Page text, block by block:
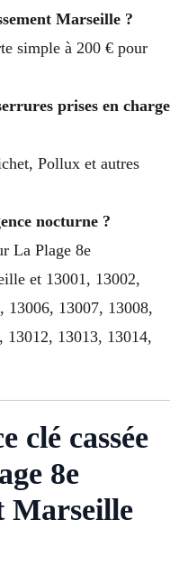
Marseille ?
simple à 200 € pour
prises en charge
Pollux et autres
nocturne ?
La Plage 8e
et 13001, 13002,
13006, 13007, 13008,
13012, 13013, 13014,
clé cassée
8e
Marseille